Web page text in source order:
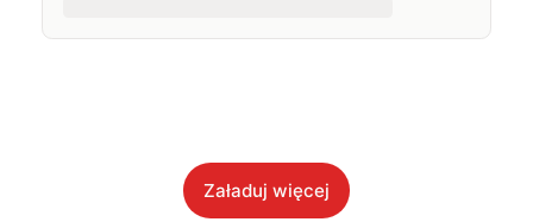
Załaduj więcej